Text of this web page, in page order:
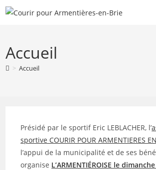
Skip
Accueil
> Accueil
Présidé par le sportif Eric LEBLACHER, l’
sportive COURIR POUR ARMENTIERES
l’appui de la municipalité et de ses
organise L’ARMENTIÉROISE le